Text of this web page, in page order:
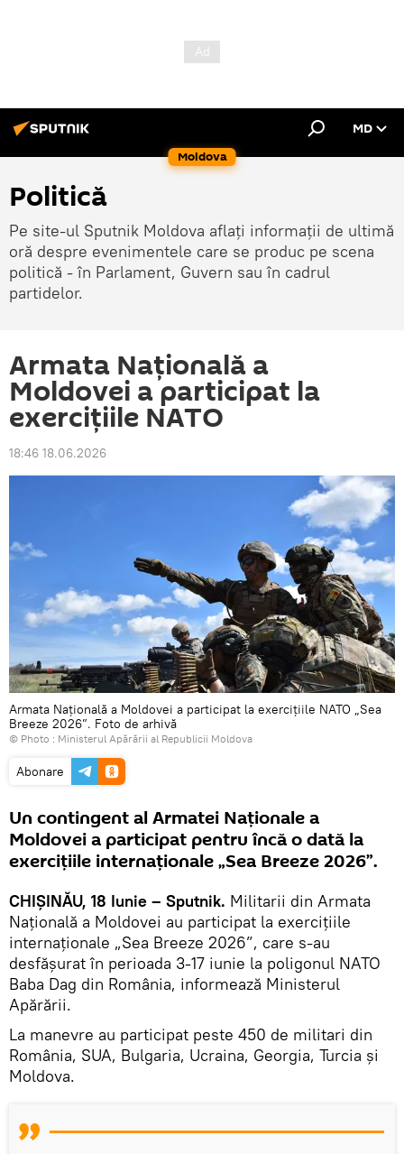
Moldova
MD
Politică
Pe site-ul Sputnik Moldova aflați informații de ultimă
oră despre evenimentele care se produc pe scena
politică - în Parlament, Guvern sau în cadrul
partidelor.
Armata Națională a
Moldovei a participat la
exercițiile NATO
18:46 18.06.2026
Armata Națională a Moldovei a participat la exercițiile NATO „Sea
Breeze 2026”. Foto de arhivă
© Photo : Ministerul Apărării al Republicii Moldova
Abonare
Un contingent al Armatei Naționale a
Moldovei a participat pentru încă o dată la
exercițiile internaționale „Sea Breeze 2026”.
CHIȘINĂU, 18 Iunie – Sputnik. Militarii din Armata
Națională a Moldovei au participat la exercițiile
internaționale „Sea Breeze 2026”, care s-au
desfășurat în perioada 3-17 iunie la poligonul NATO
Baba Dag din România, informează Ministerul
Apărării.
La manevre au participat peste 450 de militari din
România, SUA, Bulgaria, Ucraina, Georgia, Turcia și
Moldova.